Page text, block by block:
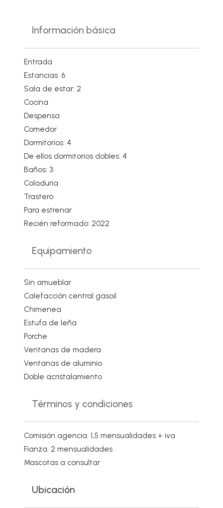
Información básica
Entrada
Estancias: 6
Sala de estar: 2
Cocina
Despensa
Comedor
Dormitorios: 4
De ellos dormitorios dobles: 4
Baños: 3
Coladuria
Trastero
Para estrenar
Recién reformado: 2022
Equipamiento
Sin amueblar
Calefacción central gasoil
Chimenea
Estufa de leña
Porche
Ventanas de madera
Ventanas de aluminio
Doble acristalamiento
Términos y condiciones
Comisión agencia: 1,5 mensualidades + iva
Fianza: 2 mensualidades
Mascotas a consultar
Ubicación